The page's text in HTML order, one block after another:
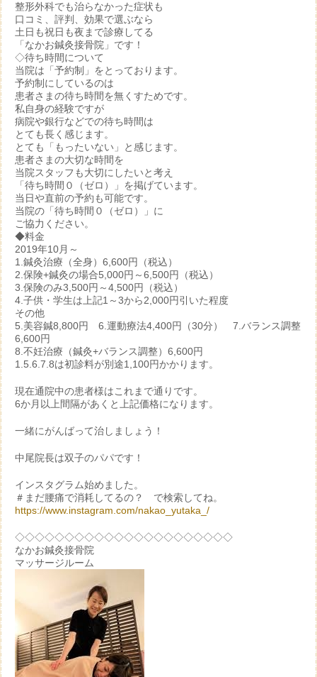
整形外科でも治らなかった症状も
口コミ、評判、効果で選ぶなら
土日も祝日も夜まで診療してる
「なかお鍼灸接骨院」です！
◇待ち時間について
当院は「予約制」をとっております。
予約制にしているのは
患者さまの待ち時間を無くすためです。
私自身の経験ですが
病院や銀行などでの待ち時間は
とても長く感じます。
とても「もったいない」と感じます。
患者さまの大切な時間を
当院スタッフも大切にしたいと考え
「待ち時間０（ゼロ）」を掲げています。
当日や直前の予約も可能です。
当院の「待ち時間０（ゼロ）」に
ご協力ください。
◆料金
2019年10月～
1.鍼灸治療（全身）6,600円（税込）
2.保険+鍼灸の場合5,000円～6,500円（税込）
3.保険のみ3,500円～4,500円（税込）
4.子供・学生は上記1～3から2,000円引いた程度
その他
5.美容鍼8,800円 6.運動療法4,400円（30分） 7.バランス調整
6,600円
8.不妊治療（鍼灸+バランス調整）6,600円
1.5.6.7.8は初診料が別途1,100円かかります。
現在通院中の患者様はこれまで通りです。
6か月以上間隔があくと上記価格になります。
一緒にがんばって治しましょう！
中尾院長は双子のパパです！
インスタグラム始めました。
＃まだ腰痛で消耗してるの？ で検索してね。
https://www.instagram.com/nakao_yutaka_/
◇◇◇◇◇◇◇◇◇◇◇◇◇◇◇◇◇◇◇◇◇◇
なかお鍼灸接骨院
マッサージルーム